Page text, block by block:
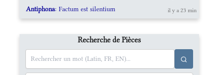
Antiphona: Factum est silentium il y a 23 min
Recherche de Pièces